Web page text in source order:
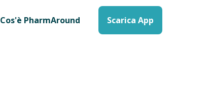
Cos'è PharmAround Scarica App